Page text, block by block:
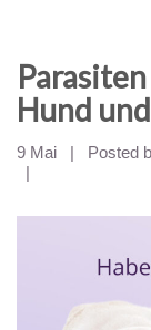
Hund
9 Mai | Posted
|